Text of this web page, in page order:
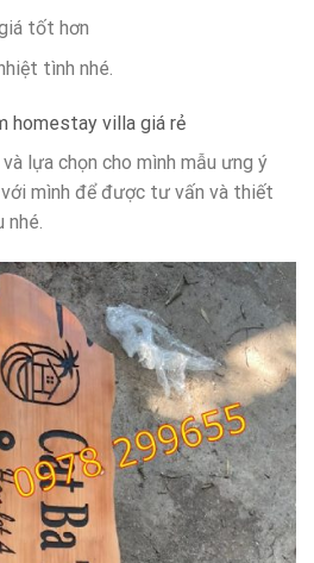
tốt hơn
tình nhé.
homestay villa giá rẻ
lựa chọn cho mình mẫu ưng ý
mình để được tư vấn và thiết
nhé.